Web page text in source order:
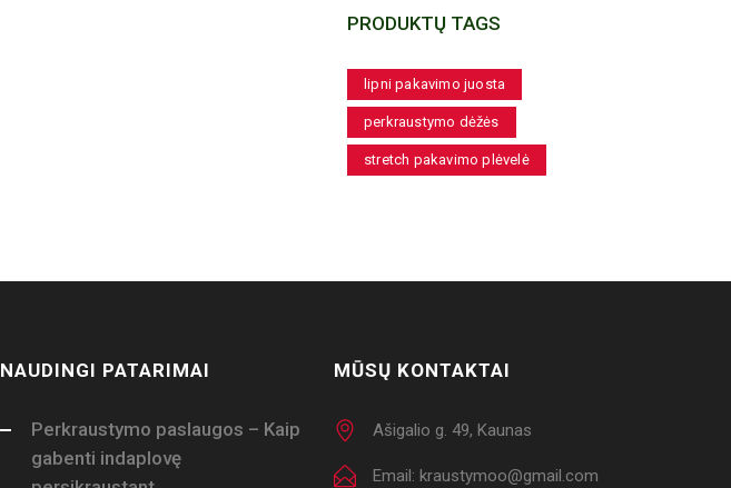
PRODUKTŲ TAGS
lipni pakavimo juosta
perkraustymo dėžės
stretch pakavimo plėvelė
NAUDINGI PATARIMAI
Perkraustymo paslaugos – Kaip
gabenti indaplovę
MŪSŲ KONTAKTAI
Ašigalio g. 49, Kaunas
Email: kraustymoo@gmail.com